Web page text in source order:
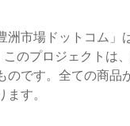
市場ドットコム」
のプロジェクトは
です。全ての商品
す。